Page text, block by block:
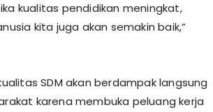
kualitas pendidikan meningkat,
kita juga akan semakin baik,”
SDM akan berdampak langsung
karena membuka peluang kerja